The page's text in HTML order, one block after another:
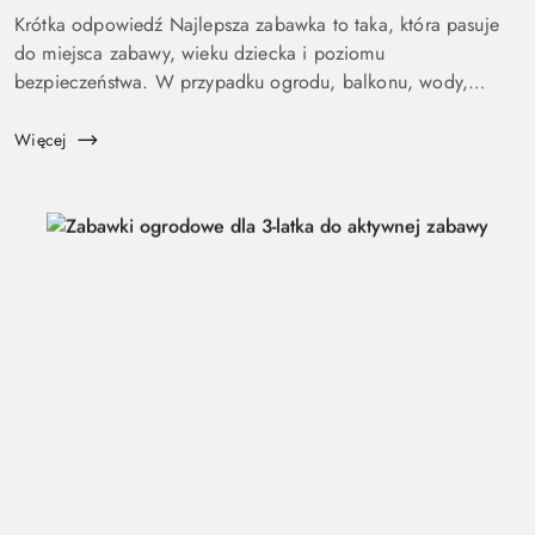
Krótka odpowiedź Najlepsza zabawka to taka, która pasuje
do miejsca zabawy, wieku dziecka i poziomu
bezpieczeństwa. W przypadku ogrodu, balkonu, wody,
zasady, trwałość, ł...
Więcej